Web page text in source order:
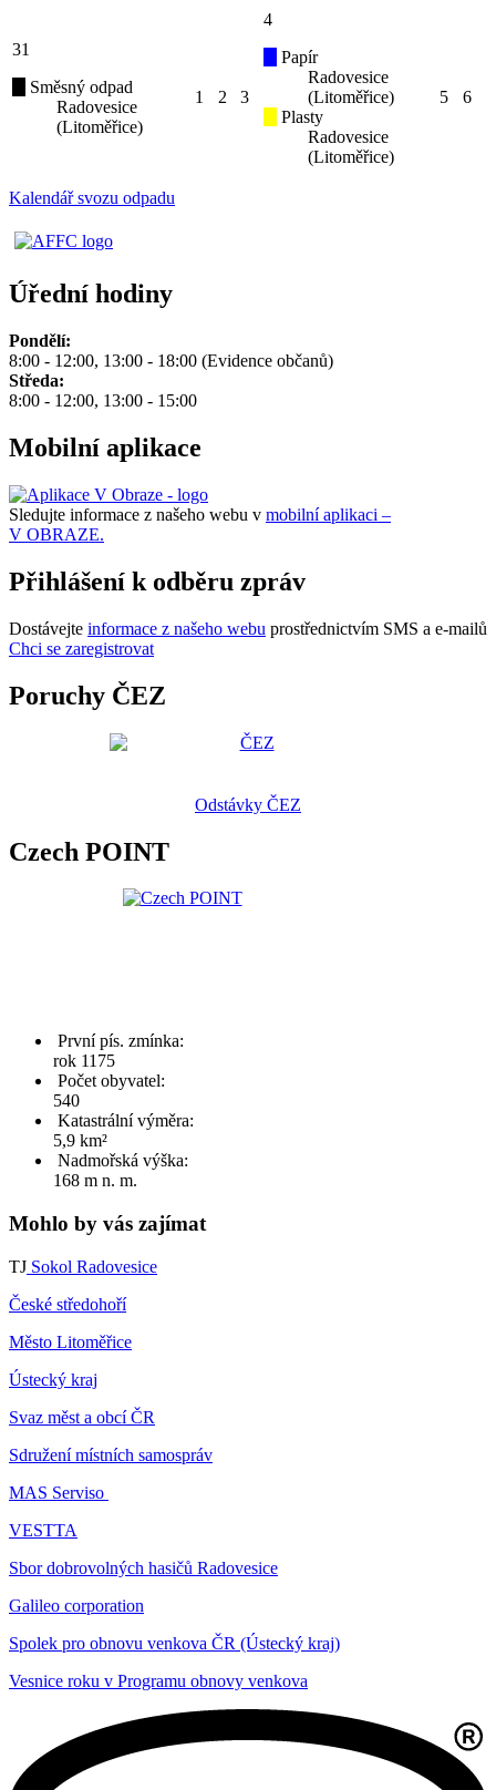
31
Směsný odpad
Radovesice
(Litoměřice)
1 2 3
4
Papír
Radovesice
(Litoměřice)
Plasty
Radovesice
(Litoměřice)
5 6
Kalendář svozu odpadu
Úřední hodiny
Pondělí:
8:00 - 12:00, 13:00 - 18:00 (Evidence občanů)
Středa:
8:00 - 12:00, 13:00 - 15:00
Mobilní aplikace
Sledujte informace z našeho webu v mobilní aplikaci –
V OBRAZE.
Přihlášení k odběru zpráv
Dostávejte informace z našeho webu prostřednictvím SMS a e-mailů
Chci se zaregistrovat
Poruchy ČEZ
Odstávky ČEZ
Czech POINT
První pís. zmínka:
rok 1175
Počet obyvatel:
540
Katastrální výměra:
5,9 km²
Nadmořská výška:
168 m n. m.
Mohlo by vás zajímat
TJ Sokol Radovesice
České středohoří
Město Litoměřice
Ústecký kraj
Svaz měst a obcí ČR
Sdružení místních samospráv
MAS Serviso
VESTTA
Sbor dobrovolných hasičů Radovesice
Galileo corporation
Spolek pro obnovu venkova ČR (Ústecký kraj)
Vesnice roku v Programu obnovy venkova